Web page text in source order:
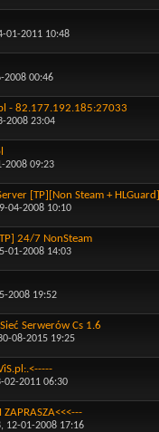
01-2011 10:48
2008 00:46
- 82.177.192.185:27033
2008 23:04
2008 09:23
[TP][Non Steam + HLGuard]
04-2008 10:10
24/7 NonSteam
01-2008 14:03
2008 19:52
Serwerów Cs 1.6
08-2015 19:25
02-2011 06:30
ZAPRASZA<<<---
, 12-01-2008 17:16